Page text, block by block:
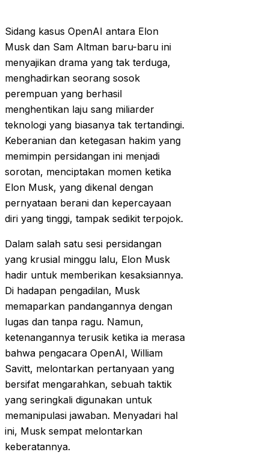
Sidang kasus OpenAI antara Elon
Musk dan Sam Altman baru-baru ini
menyajikan drama yang tak terduga,
menghadirkan seorang sosok
perempuan yang berhasil
menghentikan laju sang miliarder
teknologi yang biasanya tak tertandingi.
Keberanian dan ketegasan hakim yang
memimpin persidangan ini menjadi
sorotan, menciptakan momen ketika
Elon Musk, yang dikenal dengan
pernyataan berani dan kepercayaan
diri yang tinggi, tampak sedikit terpojok.
Dalam salah satu sesi persidangan
yang krusial minggu lalu, Elon Musk
hadir untuk memberikan kesaksiannya.
Di hadapan pengadilan, Musk
memaparkan pandangannya dengan
lugas dan tanpa ragu. Namun,
ketenangannya terusik ketika ia merasa
bahwa pengacara OpenAI, William
Savitt, melontarkan pertanyaan yang
bersifat mengarahkan, sebuah taktik
yang seringkali digunakan untuk
memanipulasi jawaban. Menyadari hal
ini, Musk sempat melontarkan
keberatannya.